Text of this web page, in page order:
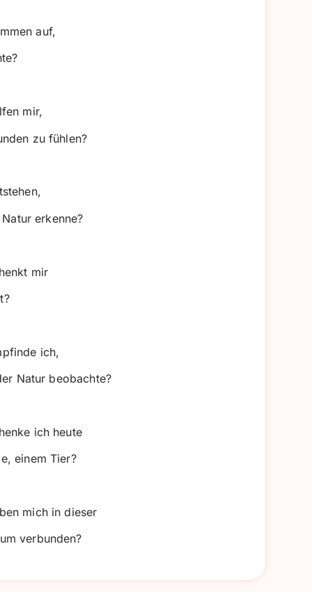
auf,
mir,
zu fühlen?
erkenne?
mir
ich,
Natur beobachte?
ich heute
einem Tier?
mich in dieser
verbunden?